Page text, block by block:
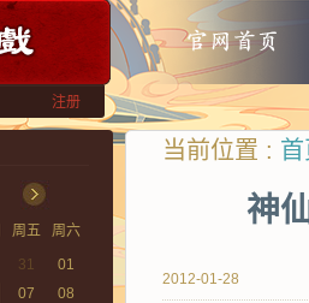
注册
周五
周六
31
01
07
08
当前位置 :
神
2012-01-28